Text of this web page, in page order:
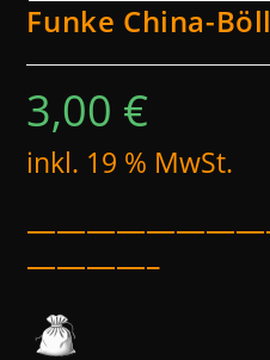
Funke China-
3,00 €
inkl. 19 % MwSt.
————–